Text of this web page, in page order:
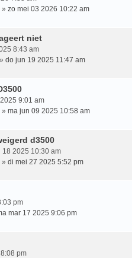
» zo mei 03 2026 10:22 am
niet
8:43 am
» do jun 19 2025 11:47 am
9:01 am
» ma jun 09 2025 10:58 am
d3500
18 2025 10:30 am
» di mei 27 2025 5:52 pm
pm
mar 17 2025 9:06 pm
pm